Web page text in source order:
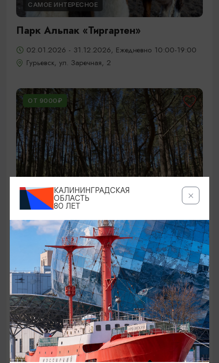
САМОЕ ИНТЕРЕСНОЕ
Парк Альпак «Тиргартен»
02.01.2026 - 31.12.2026, Ежедневно 10:00-19:00
Гурьевск, ул. Заречная, 2
ОТ 9000₽
ЭКСКУРСИИ УЧРЕЖДЕНИЙ КУЛЬТУРЫ
Аудиоспектакль «Истории Куршской
косы»
01.02.2026 - 31.12.2026, 13:00
Куршская коса
ОТ 2500₽
КАЛИНИНГРАДСКАЯ
ОБЛАСТЬ
80 ЛЕТ